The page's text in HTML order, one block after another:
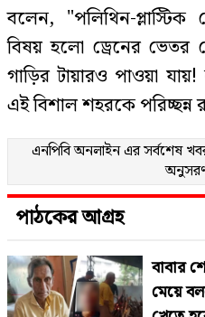
বলেন, "পলিথিন-
বিষয় হলো ড্রেনের
গাড়ির টায়ারও পাওয়া
এই বিশাল শহরকে পরিচ্ছন্ন
এনপিবি অনলাইন এর সর্বশেষ
পাঠকের আগ্রহ
বাবার
মেয়ে